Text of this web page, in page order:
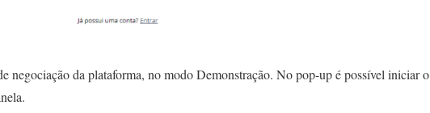
negociação da plataforma, no modo Demonstração. No pop-up é possível iniciar o